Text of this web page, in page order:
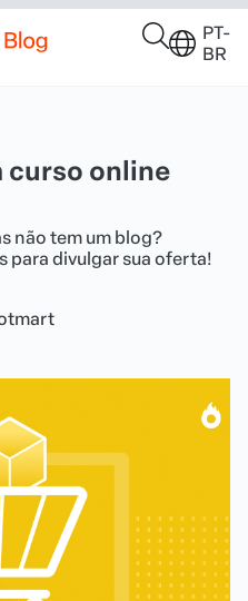
PT-
BR
curso online
não tem um blog?
para divulgar sua oferta!